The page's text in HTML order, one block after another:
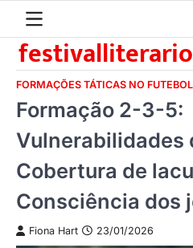
content
FORMAÇÕES TÁTICAS NO
Formação 2-3-5:
Vulnerabilidades
Cobertura de
Consciência dos
Fiona Hart 23/01/2026